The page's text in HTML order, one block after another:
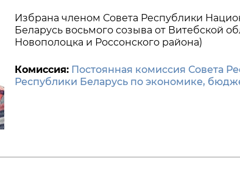
Избрана членом Совета Республики
Беларусь восьмого созыва от Витебской
Новополоцка и Россонского района)
Комиссия: Постоянная комиссия Совета
Республики Беларусь по экономике,